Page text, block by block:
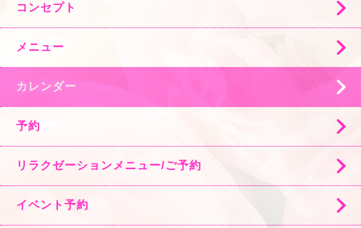
コンセプト
メニュー
カレンダー
予約
リラクゼーションメニュー/ご予約
イベント予約